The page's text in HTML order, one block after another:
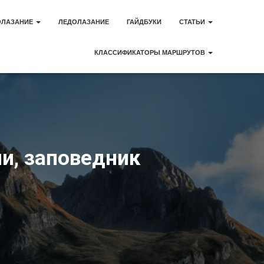
ЛЕДОЛАЗАНИЕ ГАЙДБУКИ СТАТЬИ
КЛАССИФИКАТОРЫ МАРШРУТОВ
заповедник